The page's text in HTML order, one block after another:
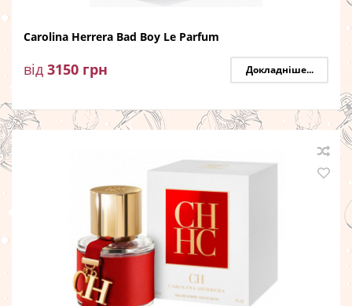
Carolina Herrera Bad Boy Le Parfum
від 3150 грн Докладніше...